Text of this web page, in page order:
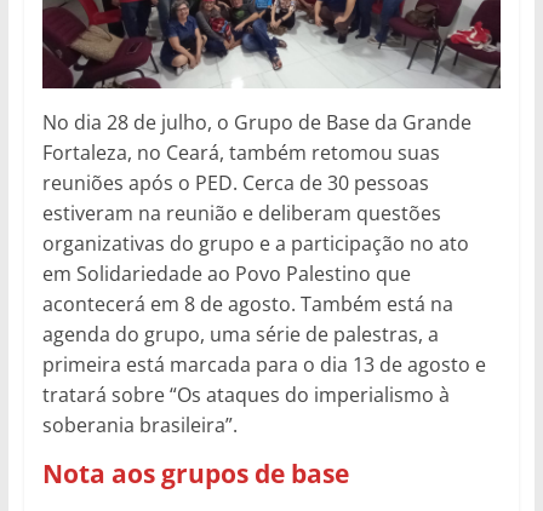
No dia 28 de julho, o Grupo de Base da Grande
Fortaleza, no Ceará, também retomou suas
reuniões após o PED. Cerca de 30 pessoas
estiveram na reunião e deliberam questões
organizativas do grupo e a participação no ato
em Solidariedade ao Povo Palestino que
acontecerá em 8 de agosto. Também está na
agenda do grupo, uma série de palestras, a
primeira está marcada para o dia 13 de agosto e
tratará sobre “Os ataques do imperialismo à
soberania brasileira”.
Nota aos grupos de base